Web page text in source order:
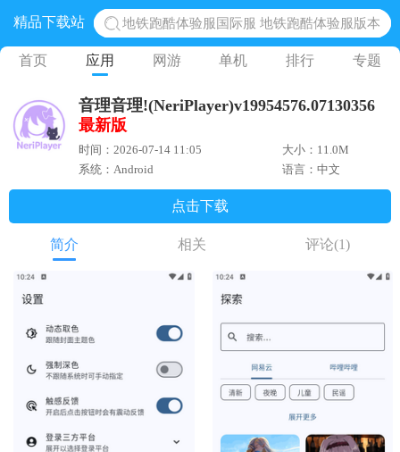
精品下载站
地铁跑酷体验服国际服 地铁跑酷体验服版本
网易光遇手游正版 点亮星空共庆周年
蛋仔派对下载 蛋仔派对体验服
首页 应用 网游 单机 排行 专题
音理音理!(NeriPlayer)v19954576.07130356
最新版
时间：2026-07-14 11:05
大小：11.0M
系统：Android
语言：中文
点击下载
简介 相关 评论(1)